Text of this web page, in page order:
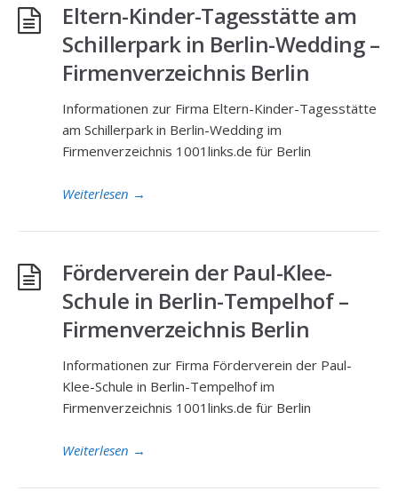
Eltern-Kinder-Tagesstätte am
Schillerpark in Berlin-Wedding –
Firmenverzeichnis Berlin
Informationen zur Firma Eltern-Kinder-Tagesstätte
am Schillerpark in Berlin-Wedding im
Firmenverzeichnis 1001links.de für Berlin
Weiterlesen →
Förderverein der Paul-Klee-
Schule in Berlin-Tempelhof –
Firmenverzeichnis Berlin
Informationen zur Firma Förderverein der Paul-
Klee-Schule in Berlin-Tempelhof im
Firmenverzeichnis 1001links.de für Berlin
Weiterlesen →